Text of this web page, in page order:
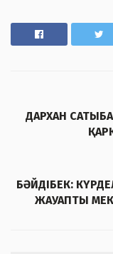
ДАРХАН
БӘЙДІБЕК:
ЖАУАПТЫ